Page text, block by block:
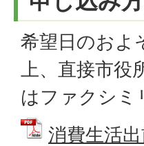
希望日のおよ
上、直接市
はファクシミ
消費生活